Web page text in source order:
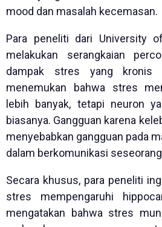
mood dan masalah kecemasan.
Para peneliti dari University
melakukan serangkaian
dampak stres yang kronis
menemukan bahwa stres
lebih banyak, tetapi neuron
biasanya. Gangguan karena
menyebabkan gangguan pada
dalam berkomunikasi
Secara khusus, para peneliti
stres mempengaruhi
mengatakan bahwa stres